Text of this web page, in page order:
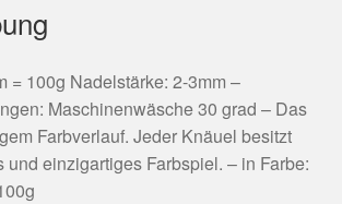
= 100g Nadelstärke: 2-3mm –
Maschinenwäsche 30 grad – Das
Farbverlauf. Jeder Knäuel besitzt
einzigartiges Farbspiel. – in Farbe: